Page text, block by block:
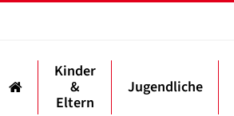
Kinder
&
Eltern
Jugendliche